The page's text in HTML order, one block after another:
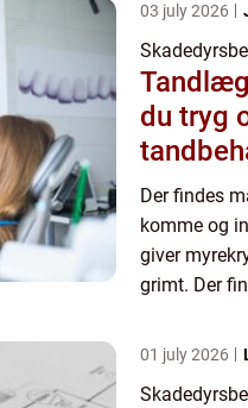
03 july 2026
Tandlæge
du tryg
Der findes
komme og
giver
grimt. Der
nogen der ...
01 july 2026